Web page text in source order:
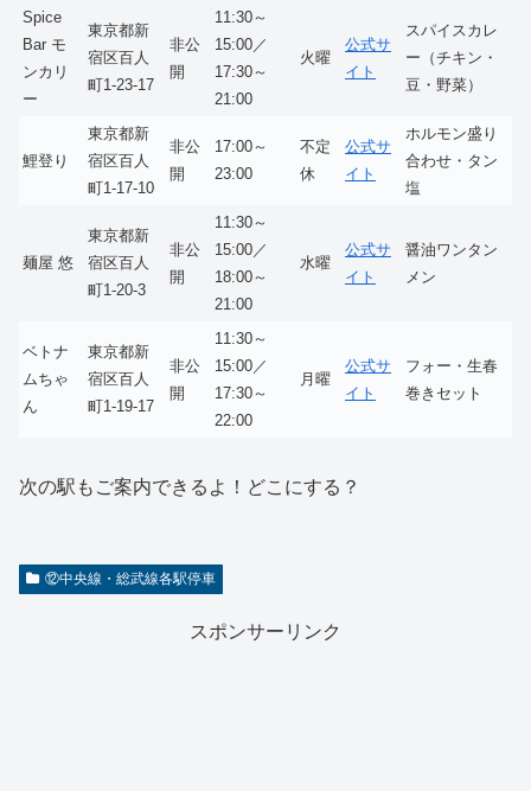
Spice
Bar モ
ンカリ
ー
東京都新
宿区百人
町1-23-17
非公
開
11:30～
15:00／
17:30～
21:00
火曜
公式サ
イト
スパイスカレ
ー（チキン・
豆・野菜）
鯉登り
東京都新
宿区百人
町1-17-10
非公
開
17:00～
23:00
不定
休
公式サ
イト
ホルモン盛り
合わせ・タン
塩
麺屋 悠
東京都新
宿区百人
町1-20-3
非公
開
11:30～
15:00／
18:00～
21:00
水曜
公式サ
イト
醤油ワンタン
メン
ベトナ
ムちゃ
ん
東京都新
宿区百人
町1-19-17
非公
開
11:30～
15:00／
17:30～
22:00
月曜
公式サ
イト
フォー・生春
巻きセット
次の駅もご案内できるよ！どこにする？
⑫中央線・総武線各駅停車
スポンサーリンク